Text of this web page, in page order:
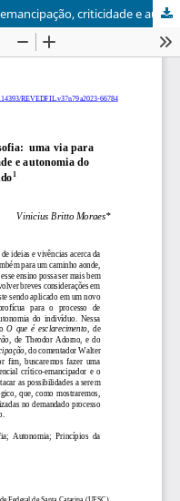
O Ensino de Filosofia: uma via para emancipação, criticidade e autonomia do educando